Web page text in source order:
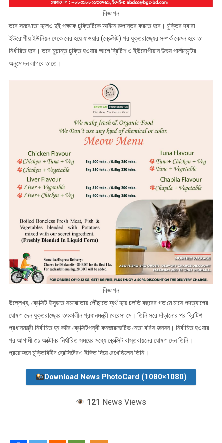
বিজ্ঞাপন
তবে সমঝোতা হলেও দুই পক্ষকে চুক্তিটিকে আইনে রুপান্তর করতে হবে। চুক্তির দ্বারা
ইউরোপীয় ইউনিয়ন থেকে বের হয়ে যাওয়ার (ব্রেক্সিট) পর যুক্তরাজ্যের সম্পর্ক কেমন হবে তা
নির্ধারিত হবে। তবে চূড়ান্ত চুক্তি হওয়ার আগে ব্রিটিশ ও ইউরোপীয়ান উভয় পার্লামেন্টের
অনুমোদন লাগবে তাতে।
বিজ্ঞাপন
উল্লেখ্য, ব্রেক্সিট ইস্যুতে সমঝোতায় পৌঁছাতে ব্যর্থ হয়ে চলতি বছরের গত মে মাসে পদত্যাগের
ঘোষণা দেন যুক্তরাজ্যের তৎকালীন প্রধানমন্ত্রী থেরেসা মে। তিনি সরে দাঁড়ানোর পর ব্রিটিশ
প্রধানমন্ত্রী নির্বাচিত হন কট্টর ব্রেক্সিটপন্থী কনজারভেটিভ নেতা বরিস জনসন। নির্বাচিত হওয়ার
পর আগামী ৩১ অক্টোবর নির্ধারিত সময়ের মধ্যে ব্রেক্সিট বাস্তবায়নের ঘোষণা দেন তিনি।
প্রয়োজনে চুক্তিবিহীন ব্রেক্সিটেরও ইঙ্গিত দিয়ে রেখেছিলেন তিনি।
Download News PhotoCard (1080×1080)
121 News Views